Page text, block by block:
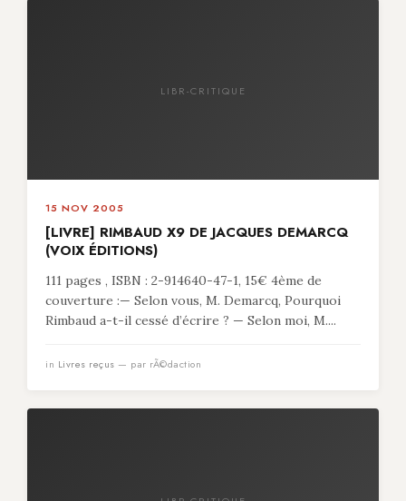
LIBR-CRITIQUE
15 NOV 2005
[LIVRE] RIMBAUD X9 DE JACQUES DEMARCQ
(VOIX ÉDITIONS)
111 pages , ISBN : 2-914640-47-1, 15€ 4ème de
couverture :— Selon vous, M. Demarcq, Pourquoi
Rimbaud a-t-il cessé d’écrire ? — Selon moi, M....
in Livres reçus — par rÃ©daction